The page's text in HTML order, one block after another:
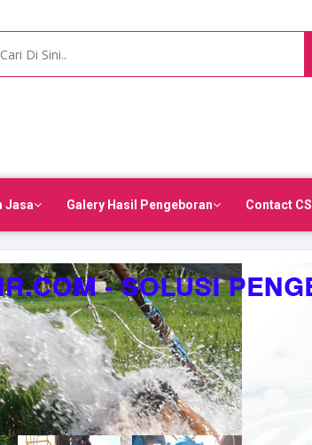
Jasa Galery Hasil Pengeboran Contact CS